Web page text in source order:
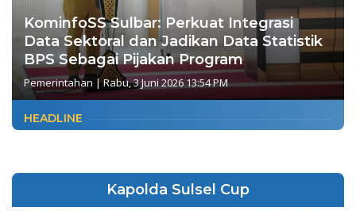
KominfoSS Sulbar: Perkuat Integrasi
Data Sektoral dan Jadikan Data Statistik
BPS Sebagai Pijakan Program
Pemerintahan |Rabu, 3 Juni 2026 13:54 PM
HEADLINE
Kapolda Sulsel Cup